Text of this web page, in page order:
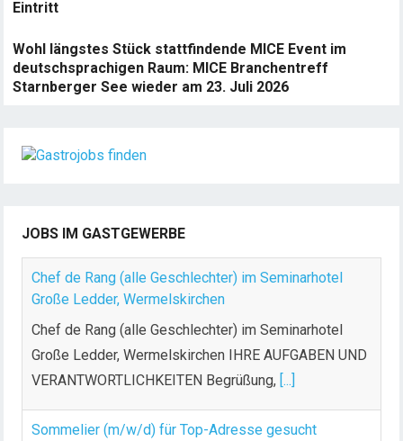
Eintritt
Wohl längstes Stück stattfindende MICE Event im
deutschsprachigen Raum: MICE Branchentreff
Starnberger See wieder am 23. Juli 2026
JOBS IM GASTGEWERBE
Chef de Rang (alle Geschlechter) im Seminarhotel
Große Ledder, Wermelskirchen
Chef de Rang (alle Geschlechter) im Seminarhotel
Große Ledder, Wermelskirchen IHRE AUFGABEN UND
VERANTWORTLICHKEITEN Begrüßung, [...]
Sommelier (m/w/d) für Top-Adresse gesucht